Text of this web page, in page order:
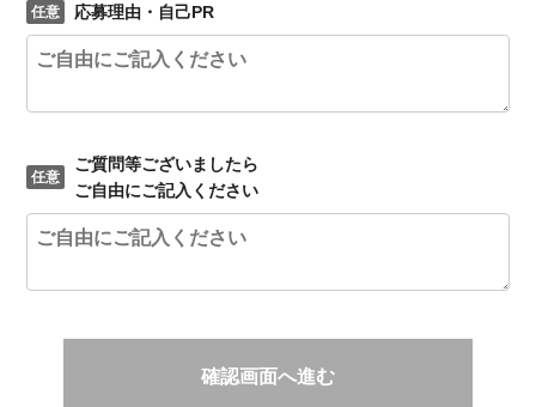
応募理由・自己PR
ご質問等ございましたら
ご自由にご記入ください
確認画面へ進む